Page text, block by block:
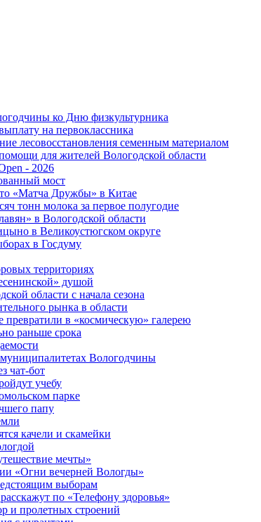
ко Дню физкультурника
на первоклассника
лесовосстановления семенным материалом
для жителей Вологодской области
- 2026
мост
«Матча Дружбы» в Китае
тонн молока за первое полугодие
в Вологодской области
в Великоустюгском округе
в Госдуму
территориях
душой
области с начала сезона
рынка в области
в «космическую» галерею
раньше срока
Вологодчины
чат-бот
учебу
парке
папу
качели и скамейки
мечты»
«Огни вечерней Вологды»
выборам
по «Телефону здоровья»
и пролетных строений